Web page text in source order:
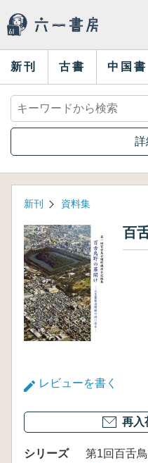
新刊 古書 中国書
詳
新刊 資料集
百
レビューを書く
再入
シリーズ
第1回百舌